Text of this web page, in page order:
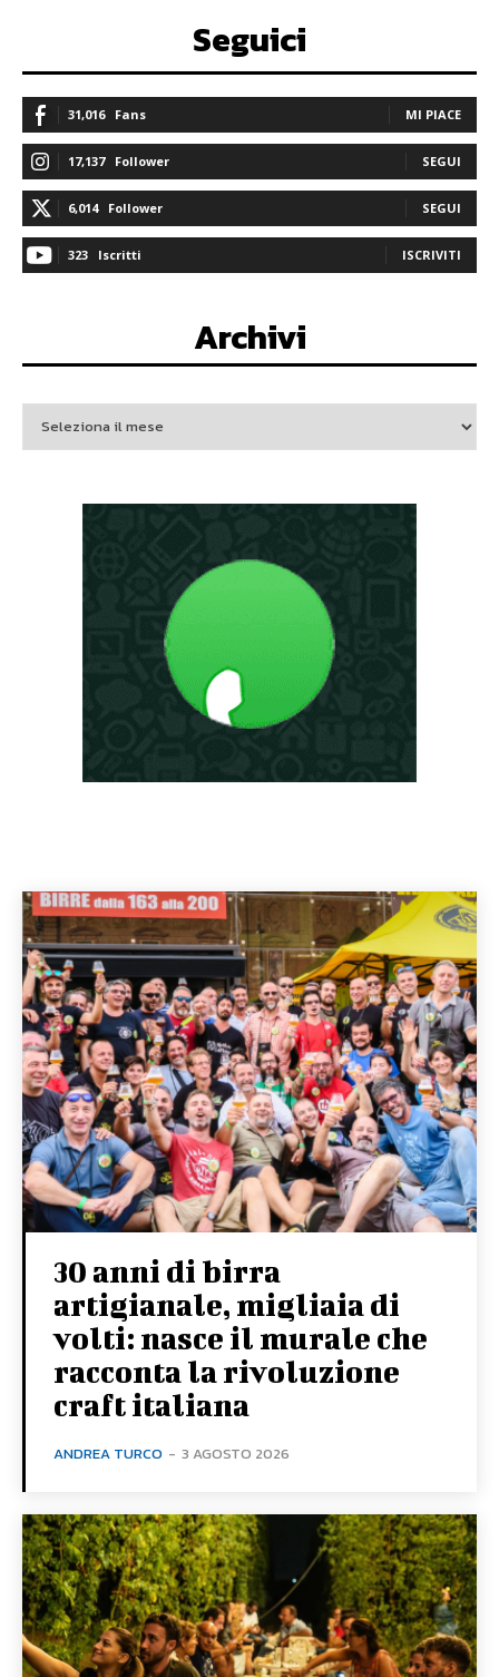
Seguici
31,016 Fans MI PIACE
17,137 Follower SEGUI
6,014 Follower SEGUI
323 Iscritti ISCRIVITI
Archivi
30 anni di birra
artigianale, migliaia di
volti: nasce il murale che
racconta la rivoluzione
craft italiana
ANDREA TURCO - 3 AGOSTO 2026